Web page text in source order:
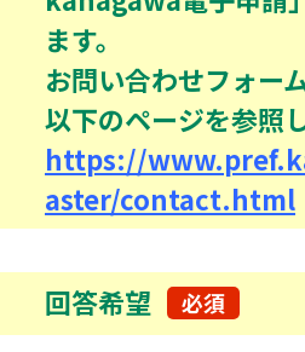
ます。
お問い合わせフォー
以下のページを参照
https://
aster/contact.html
回答希望 必須